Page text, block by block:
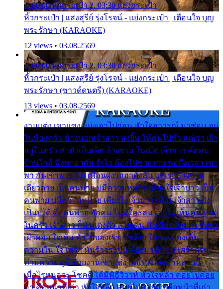
1. 00:00 หิ้วกระเป๋า 2. 03:30 แย่งกระเป๋า
หิ้วกระเป๋า | แสงสุรีย์ รุ่งโรจน์ - แย่งกระเป๋า | เตือนใจ บุญ
พระรักษา (KARAOKE)
12 views • 03.08.2569
1. 00:00 หิ้วกระเป๋า 2. 03:30 แย่งกระเป๋า
หิ้วกระเป๋า | แสงสุรีย์ รุ่งโรจน์ - แย่งกระเป๋า | เตือนใจ บุญ
พระรักษา (ซาวด์ดนตรี) (KARAOKE)
13 views • 03.08.2569
งานแต่ง เขาแซง แย่งเอาไปก่อน หัวใจอาวรณ์ มาซ่อน อยู่
ในห้องครัว ข้างนอกเจ้าสาว ส่งยิ้ม ให้คนไปทั่ว แต่เรา เฝ้า
อยู่ในครัว ทำตัวเป็นเด็ก ล้างจาน ในเมื่อ เจ้าสาว คือคน
บ้านใกล้ พึ่งพาอาศัย จำใจ ต้องไปช่วยงาน พอถึงเวลา เขา
พา กันเข้าพาขวัญ เพื่อนฝูง เฮฮาดังลั่น แต่เราล้างจาน
เดียวดาย เป็นคนพ่าย บ่มีความหมาย เคียงใจเจ้าบ่าว เป็น
คนพ่าย บ่มีความหมาย เคียงใจเจ้าบ่าว เพื่อนเจ้าสาว ยัง
เป็นบ่ได้ คือคนพ่าย ฮักคน ไม่มีใครสน เขาไม่เห็นคน ที่อยู่
ในครัว เจ้าสาว ก็มัวแต่งตัว สวยเด่น นั่งเคียงเจ้าบ่าว ที่เขา
เฝ้าคอย ใจเต้น หัวใจของเรา ลำเค็ญ ใครจะมองเห็น
ความใน ใจ เศร้า มันร้าวระบม ต้องมาขื่นขม เศร้าตรม
ท่ามความสุขี ช่วยงานเขาแต่ง แต่เรา แล้งมาหลายปี
เมื่อไรหนอจะ โชคดี ได้มีพิธีวิวาห์ หัวใจหล้า คอยไปคอย
มา คือหน้าที่เก่า หัวใจหล้า คอยไปคอยมา คือหน้าที่เก่า